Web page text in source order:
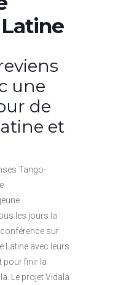
une
de
et
Tango-
les jours la
onférence sur
Latine avec leurs
pour finir la
Le projet Vidala